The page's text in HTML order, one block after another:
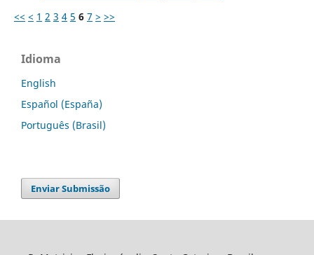
<< < 1 2 3 4 5 6 7 > >>
Idioma
English
Español (España)
Português (Brasil)
Enviar Submissão